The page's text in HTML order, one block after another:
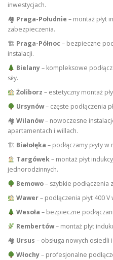
inwestycjach.
🏘 Praga-Południe – montaż płyt
zabezpieczenia.
🏗 Praga-Północ – bezpieczne
instalacji.
Bielany– kompleksowe
siły.
Żoliborz – estetyczny montaż
Ursynów– częste podłączenia
🏘 Wilanów– nowoczesne
apartamentach i willach.
🏗 Białołęka – podłączamy płyty
Targówek– montaż płyt
jednorodzinnych.
Bemowo– szybkie podłączenia
Wawer– podłączenia płyt 400
Wesoła – bezpieczne
Rembertów– montaż płyt
🏘 Ursus – obsługa nowych osiedli
Włochy– profesjonalne